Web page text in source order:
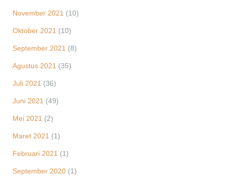
November 2021 (10)
Oktober 2021 (10)
September 2021 (8)
Agustus 2021 (35)
Juli 2021 (36)
Juni 2021 (49)
Mei 2021 (2)
Maret 2021 (1)
Februari 2021 (1)
September 2020 (1)